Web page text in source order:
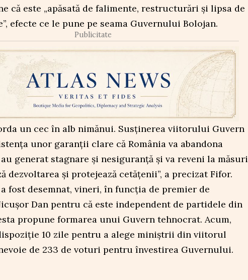
că este „apăsată de falimente, restructurări și lipsa de
efecte ce le pune pe seama Guvernului Bolojan.
Publicitate
un cec în alb nimănui. Susținerea viitorului Guvern
unor garanții clare că România va abandona
generat stagnare și nesiguranță și va reveni la măsuri
dezvoltarea și protejează cetățenii”, a precizat Fifor.
fost desemnat, vineri, în funcția de premier de
Dan pentru că este independent de partidele din
propune formarea unui Guvern tehnocrat. Acum,
10 zile pentru a alege miniștrii din viitorul
de 233 de voturi pentru învestirea Guvernului.